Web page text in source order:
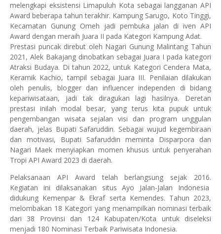
melengkapi eksistensi Limapuluh Kota sebagai langganan API
Award beberapa tahun terakhir. Kampung Sarugo, Koto Tinggi,
Kecamatan Gunung Omeh jadi pembuka jalan di iven API
Award dengan meraih Juara II pada Kategori Kampung Adat.
Prestasi puncak direbut oleh Nagari Gunung Malintang Tahun
2021, Alek Bakajang dinobatkan sebagai Juara I pada kategori
Atraksi Budaya. Di tahun 2022, untuk Kategori Cendera Mata,
Keramik Kachio, tampil sebagai Juara III. Penilaian dilakukan
oleh penulis, blogger dan influencer independen di bidang
kepariwisataan, jadi tak diragukan lagi hasilnya. Deretan
prestasi inilah modal besar, yang terus kita pupuk untuk
pengembangan wisata sejalan visi dan program unggulan
daerah, jelas Bupati Safaruddin. Sebagai wujud kegembiraan
dan motivasi, Bupati Safaruddin meminta Disparpora dan
Nagari Maek menyiapkan momen khusus untuk penyerahan
Tropi API Award 2023 di daerah.
Pelaksanaan API Award telah berlangsung sejak 2016.
Kegiatan ini dilaksanakan situs Ayo Jalan-Jalan Indonesia
didukung Kemenpar & Ekraf serta Kemendes. Tahun 2023,
melombakan 18 Kategori yang menampilkan nominasi terbaik
dari 38 Provinsi dan 124 Kabupaten/Kota untuk diseleksi
menjadi 180 Nominasi Terbaik Pariwisata Indonesia.